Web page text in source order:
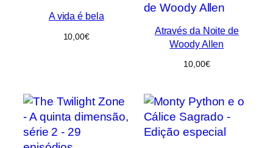
A vida é bela
10,00€
Através da Noite de
Woody Allen
10,00€